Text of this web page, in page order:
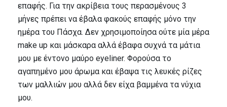
επαφής. Για την ακρίβεια τους περασμένους 3
μήνες πρέπει να έβαλα φακούς επαφής μόνο την
ημέρα του Πάσχα. Δεν χρησιμοποίησα ούτε μία μέρα
make up και μάσκαρα αλλά έβαφα συχνά τα μάτια
μου με έντονο μαύρο eyeliner. Φορούσα το
αγαπημένο μου άρωμα και έβαψα τις λευκές ρίζες
των μαλλιών μου αλλά δεν είχα βαμμένα τα νύχια
μου.